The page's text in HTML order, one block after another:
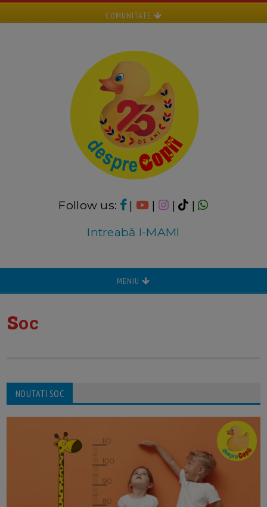
COMUNITATE
Follow us: | | |
|
Intreabă I-MAMI
MENIU
soc
NOUTATI SOC